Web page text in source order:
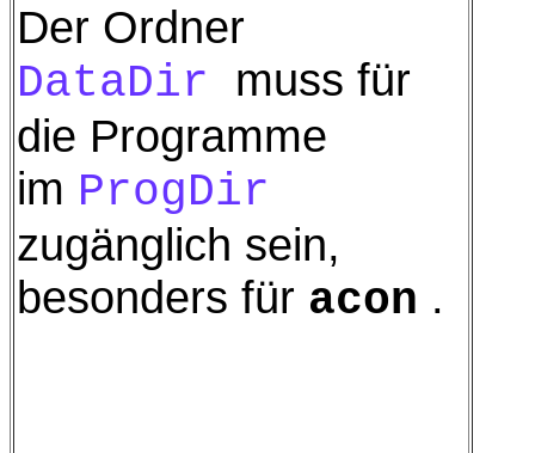
Der Ordner
DataDir muss für
die Programme
im ProgDir
zugänglich sein,
besonders für acon .